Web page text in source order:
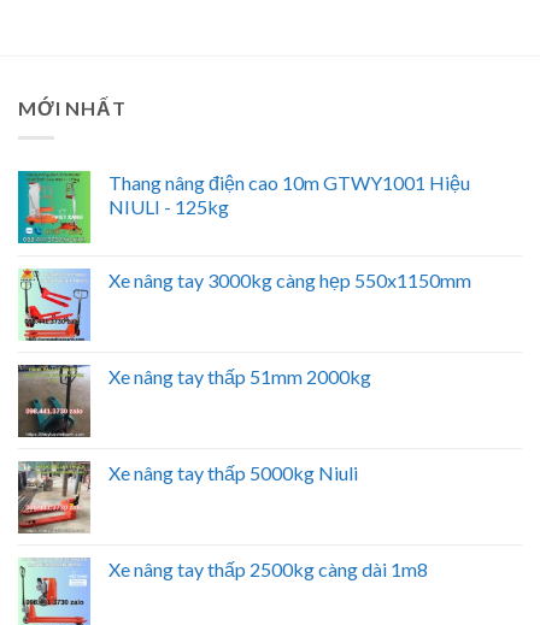
MỚI NHẤT
Thang nâng điện cao 10m GTWY1001 Hiệu
NIULI - 125kg
Xe nâng tay 3000kg càng hẹp 550x1150mm
Xe nâng tay thấp 51mm 2000kg
Xe nâng tay thấp 5000kg Niuli
Xe nâng tay thấp 2500kg càng dài 1m8